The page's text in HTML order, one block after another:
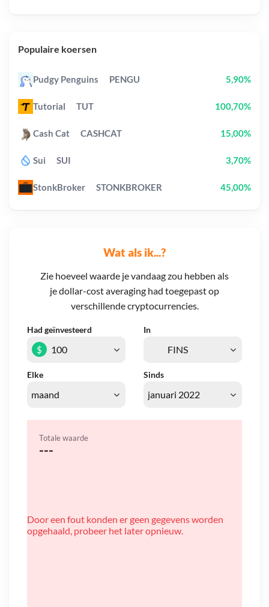
Wat als ik...?
Zie hoeveel waarde je vandaag zou hebben als
je dollar-cost averaging had toegepast op
verschillende cryptocurrencies.
Had geïnvesteerd In
Elke Sinds
$
Totale waarde
---
Door een fout konden er geen gegevens worden
opgehaald, probeer het later opnieuw.
Populaire koersen
Pudgy Penguins PENGU 5,90%
Tutorial TUT 100,70%
Cash Cat CASHCAT 15,00%
Sui SUI 3,70%
StonkBroker STONKBROKER 45,00%